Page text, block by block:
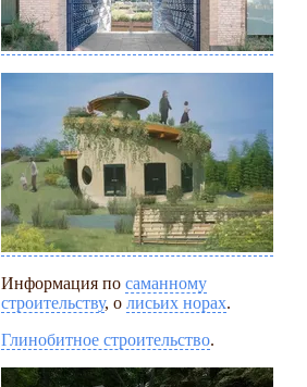
Информация по саманному
строительству, о лисьих норах.
Глинобитное строительство.